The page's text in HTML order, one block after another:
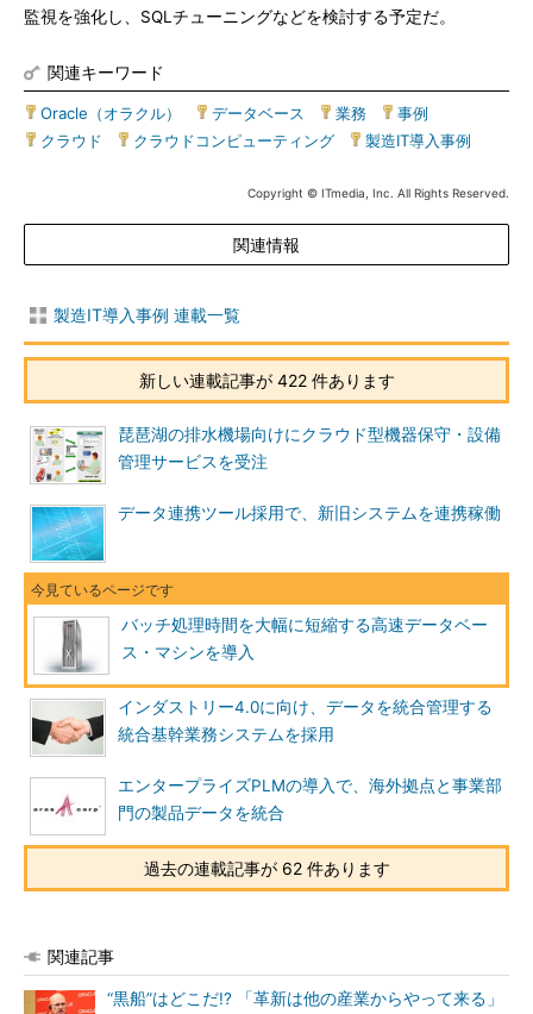
監視を強化し、SQLチューニングなどを検討する予定だ。
関連キーワード
Oracle（オラクル） データベース 業務 事例
クラウド
クラウドコンピューティング 製造IT導入事例
Copyright © ITmedia, Inc. All Rights Reserved.
関連情報
製造IT導入事例 連載一覧
新しい連載記事が 422 件あります
琵琶湖の排水機場向けにクラウド型機器保守・設備
管理サービスを受注
データ連携ツール採用で、新旧システムを連携稼働
バッチ処理時間を大幅に短縮する高速データベー
ス・マシンを導入
インダストリー4.0に向け、データを統合管理する
統合基幹業務システムを採用
エンタープライズPLMの導入で、海外拠点と事業部
門の製品データを統合
過去の連載記事が 62 件あります
関連記事
“黒船”はどこだ!? 「革新は他の産業からやって来る」